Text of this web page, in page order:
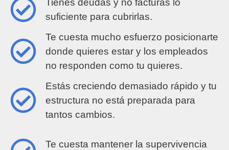
Tienes deudas y no facturas lo
suficiente para cubrirlas​.
Te cuesta mucho esfuerzo posicionarte
donde quieres estar y los empleados
no responden como tu quieres.
Estás creciendo demasiado rápido y tu
estructura no está preparada para
tantos cambios.
Te cuesta mantener la supervivencia